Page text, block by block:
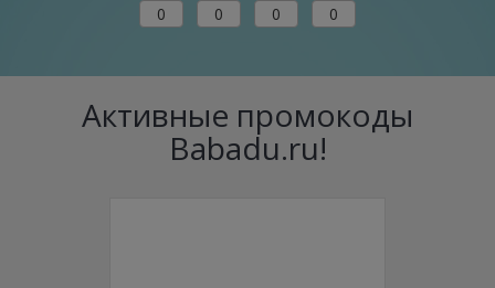
0 0 0 0
Активные промокоды
Babadu.ru!